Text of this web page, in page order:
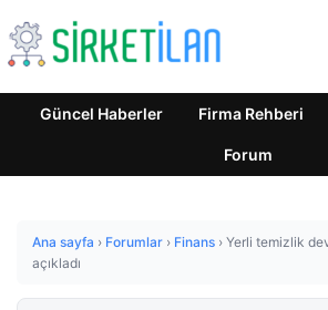
Güncel Haberler Firma Rehberi
Forum
Ana sayfa › Forumlar › Finans › Yerli temizlik
açıkladı